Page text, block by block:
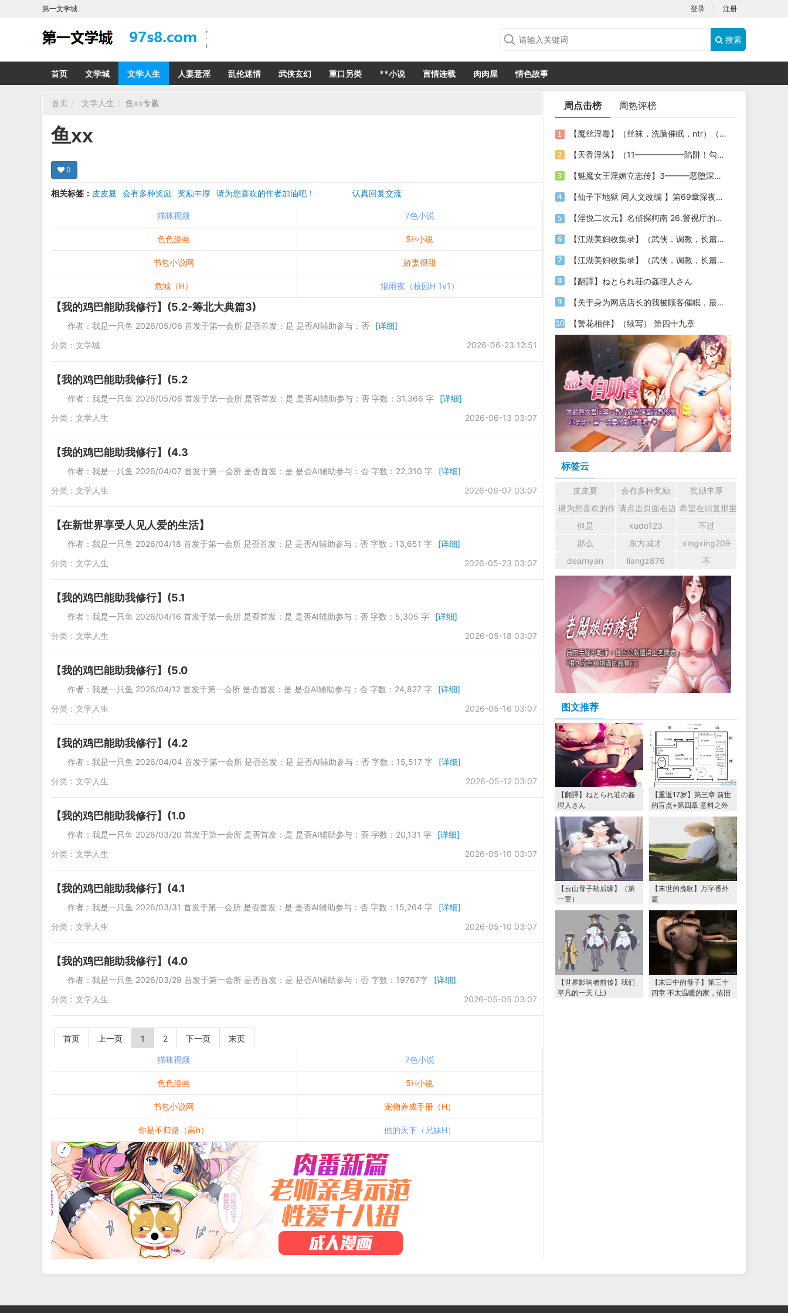
第一文学城 登录 注册
搜索
首页 文学城 文学人生 人妻意淫 乱伦迷情 武侠玄幻 重口另类 **小说 言情连载 肉肉屋 情色故事
首页 文学人生 鱼xx专题
鱼xx
0
相关标签： 皮皮夏 会有多种奖励 奖励丰厚 请为您喜欢的作者加油吧！ 认真回复交流
猫咪视频
7色小说
色色漫画 5H小说
书包小说网 娇妻很甜
危城（H） 烟雨夜（校园H 1v1）
【我的鸡巴能助我修行】(5.2-筹北大典篇3)
作者：我是一只鱼 2026/05/06 首发于第一会所 是否首发：是 是否AI辅助参与：否
[详细]
2026-06-23 12:51
分类： 文学城
【我的鸡巴能助我修行】(5.2
作者：我是一只鱼 2026/05/06 首发于第一会所 是否首发：是 是否AI辅助参与：否 字数：31,366 字
[详细]
2026-06-13 03:07
分类： 文学人生
【我的鸡巴能助我修行】(4.3
作者：我是一只鱼 2026/04/07 首发于第一会所 是否首发：是 是否AI辅助参与：否 字数：22,310 字
[详细]
2026-06-07 03:07
分类： 文学人生
【在新世界享受人见人爱的生活】
作者：我是一只鱼 2026/04/18 首发于第一会所 是否首发：是 是否AI辅助参与：否 字数：13,651 字
[详细]
2026-05-23 03:07
分类： 文学人生
【我的鸡巴能助我修行】(5.1
作者：我是一只鱼 2026/04/16 首发于第一会所 是否首发：是 是否AI辅助参与：否 字数：5,305 字
[详细]
2026-05-18 03:07
分类： 文学人生
【我的鸡巴能助我修行】(5.0
作者：我是一只鱼 2026/04/12 首发于第一会所 是否首发：是 是否AI辅助参与：否 字数：24,827 字
[详细]
2026-05-16 03:07
分类： 文学人生
【我的鸡巴能助我修行】(4.2
作者：我是一只鱼 2026/04/04 首发于第一会所 是否首发：是 是否AI辅助参与：否 字数：15,517 字
[详细]
2026-05-12 03:07
分类： 文学人生
【我的鸡巴能助我修行】(1.0
作者：我是一只鱼 2026/03/20 首发于第一会所 是否首发：是 是否AI辅助参与：否 字数：20,131 字
[详细]
2026-05-10 03:07
分类： 文学人生
【我的鸡巴能助我修行】(4.1
作者：我是一只鱼 2026/03/31 首发于第一会所 是否首发：是 是否AI辅助参与：否 字数：15,264 字
[详细]
2026-05-10 03:07
分类： 文学人生
【我的鸡巴能助我修行】(4.0
作者：我是一只鱼 2026/03/29 首发于第一会所 是否首发：是 是否AI辅助参与：否 字数：19767字
[详细]
2026-05-05 03:07
分类： 文学人生
首页 上一页 1 2 下一页 末页
猫咪视频 7色小说
色色漫画 5H小说
书包小说网 宠物养成手册（H）
你是不归路（高h） 他的天下（兄妹H）
周点击榜 周热评榜
【魔丝淫毒】（丝袜，洗脑催眠，ntr）（24）（我不想）
【天香淫落】（11——————陷阱！勾结的警局调教（下））
【魅魔女王淫媚立志传】3———恶堕深渊的开端
【仙子下地狱 同人文改编 】第69章深夜窥淫戏 交心与交性(二)(纯爱+各种情趣玩法)
【淫悦二次元】名侦探柯南 26.警视厅的隐藏淫娃
【江湖美妇收集录】（武侠，调教，长篇）（6）（师娘篇）
【江湖美妇收集录】（武侠，调教，长篇）（13）（下山历练篇）
【翻譯】ねとられ荘の姦理人さん
【关于身为网店店长的我被顾客催眠，最终堕落为丝袜发情母狗这件事】（18～20）
【警花相伴】（续写） 第四十九章
标签云
皮皮夏 会有多种奖励
奖励丰厚
请为您喜欢的作者加油吧！ 认真回复交流
请点击页面右边的小手图标支持楼主。
希望在回复那里留下您的
但是
kudo123
不过
那么
东方城才
xingxing209
dearnyan
liangz876 不
图文推荐
【翻譯】ねとられ荘の姦
理人さん
【重返17岁】第三章 前世
的盲点+第四章 意料之外
的相认+番外篇（本文为女
主第一视角，两万字更
【云山母子劫后缘】（第
一章）
【末世的挽歌】万字番外
篇
【世界影响者前传】我们
平凡的一天 (上)
【末日中的母子】第三十
四章 不太温暖的家，依旧